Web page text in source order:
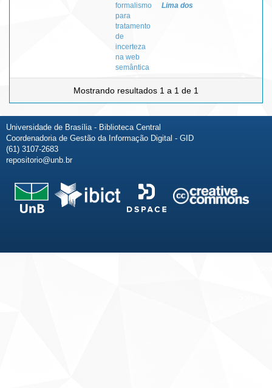
formalismo
para
tratamento
de
incerteza
na web
semântica
Lima dos
Mostrando resultados 1 a 1 de 1
Universidade de Brasília - Biblioteca Central
Coordenadoria de Gestão da Informação Digital - GID
(61) 3107-2683
repositorio@unb.br